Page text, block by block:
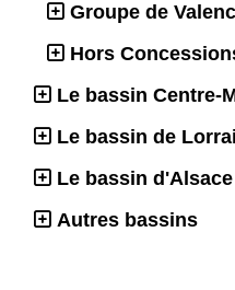
Groupe de
Hors
Le bassin Centre-
Le bassin de
Le bassin d'Alsace
Autres bassins